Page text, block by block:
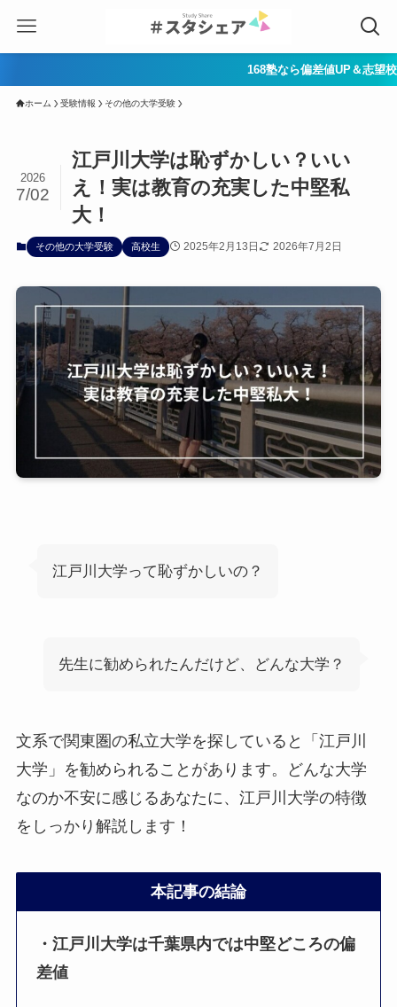
168塾なら偏差値UP＆志望校合格へ一直線！努力
ホーム 受験情報 その他の大学受験
江戸川大学は恥ずかしい？いい
え！実は教育の充実した中堅私
大！
2026
7/02
その他の大学受験 高校生 2025年2月13日 2026年7月2日
江戸川大学って恥ずかしいの？
先生に勧められたんだけど、どんな大学？
文系で関東圏の私立大学を探していると「江戸川
大学」を勧められることがあります。どんな大学
なのか不安に感じるあなたに、江戸川大学の特徴
をしっかり解説します！
本記事の結論
・江戸川大学は千葉県内では中堅どころの偏
差値